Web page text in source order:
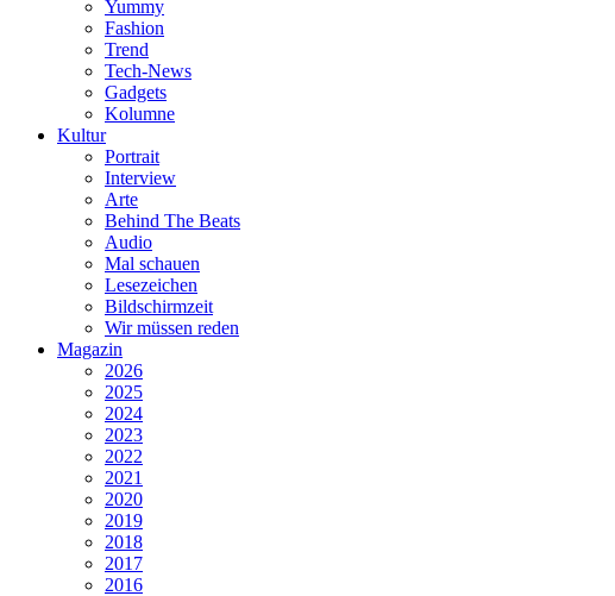
Yummy
Fashion
Trend
Tech-News
Gadgets
Kolumne
Kultur
Portrait
Interview
Arte
Behind The Beats
Audio
Mal schauen
Lesezeichen
Bildschirmzeit
Wir müssen reden
Magazin
2026
2025
2024
2023
2022
2021
2020
2019
2018
2017
2016